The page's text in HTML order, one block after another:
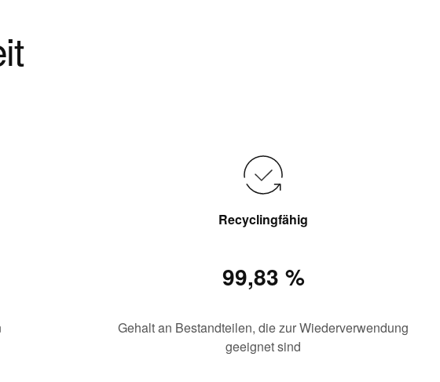
Recyclingfähig
99,83 %
Gehalt an Bestandteilen, die zur Wiederverwendung
geeignet sind